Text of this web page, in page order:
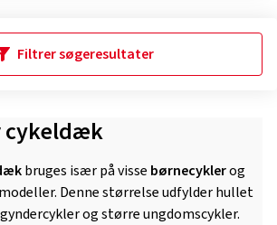
Filtrer søgeresultater
cykeldæk
bruges især på visse børnecyklerog
Denne størrelse udfylder hullet
og større ungdomscykler.